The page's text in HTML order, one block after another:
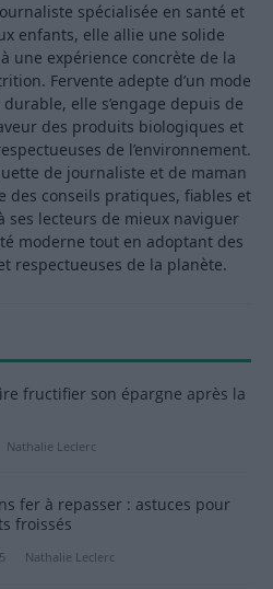
spécialisée en santé et
enfants, elle allie une solide
une expérience concrète de la
Fervente adepte d’un mode
elle s’engage depuis de
des produits biologiques et
de l’environnement.
de journaliste et de maman
des conseils pratiques, fiables et
ses lecteurs de mieux naviguer
moderne tout en adoptant des
respectueuses de la planète.
fructifier son épargne après la
Nathalie Leclerc
fer à repasser : astuces pour
froissés
Nathalie Leclerc